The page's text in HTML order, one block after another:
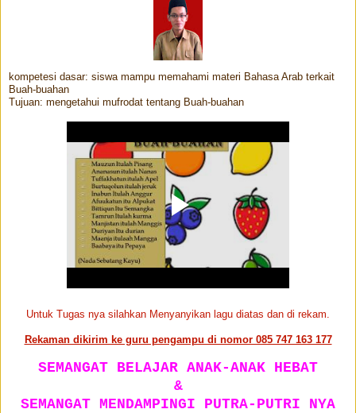
kompetesi dasar: siswa mampu memahami materi Bahasa Arab terkait
Buah-buahan
Tujuan: mengetahui mufrodat tentang Buah-buahan
Untuk Tugas nya silahkan Menyanyikan lagu diatas dan di rekam.
Rekaman dikirim ke guru pengampu di nomor 085 747 163 177
SEMANGAT BELAJAR ANAK-ANAK HEBAT
&
SEMANGAT MENDAMPINGI PUTRA-PUTRI NYA